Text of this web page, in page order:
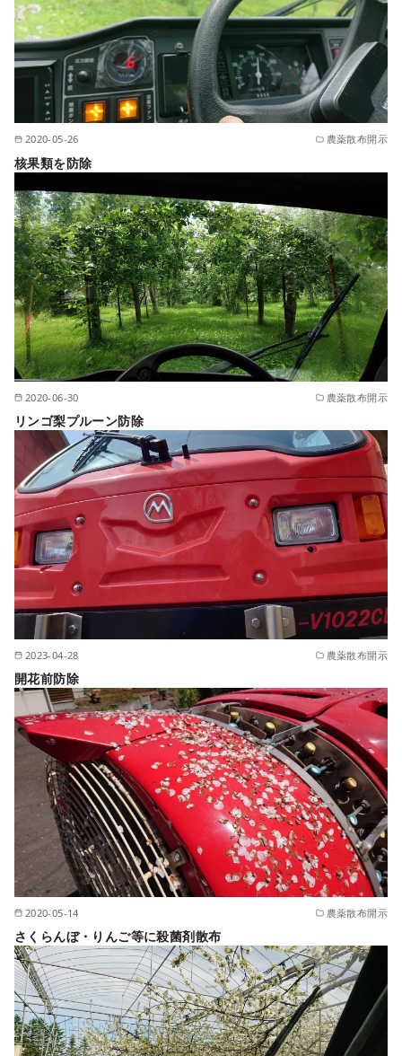
2020-05-26 農薬散布開示
核果類を防除
2020-06-30 農薬散布開示
リンゴ梨プルーン防除
2023-04-28 農薬散布開示
開花前防除
2020-05-14 農薬散布開示
さくらんぼ・りんご等に殺菌剤散布